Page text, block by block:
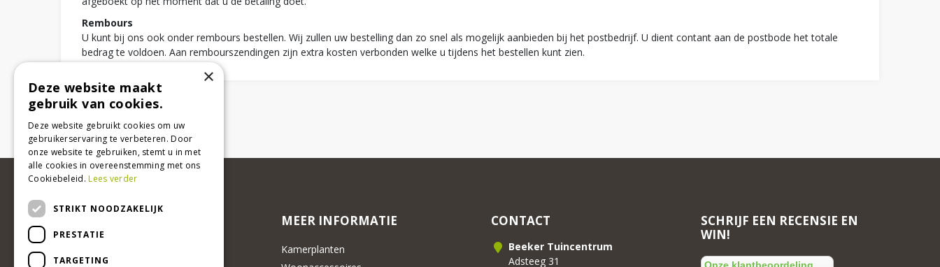
Rembours
U kunt bij ons ook onder rembours bestellen. Wij zullen uw bestelling dan zo snel als mogelijk aanbieden bij het postbedrijf. U dient contant aan de postbode het totale
bedrag te voldoen. Aan rembourszendingen zijn extra kosten verbonden welke u tijdens het bestellen kunt zien.
MEER INFORMATIE
Kamerplanten
CONTACT
Beeker Tuincentrum
Adsteeg 31
SCHRIJF EEN RECENSIE EN
WIN!
×
Deze website maakt
gebruik van cookies.
Deze website gebruikt cookies om uw
gebruikerservaring te verbeteren. Door
onze website te gebruiken, stemt u in met
alle cookies in overeenstemming met ons
Cookiebeleid.Lees verder
STRIKT NOODZAKELIJK
PRESTATIE
TARGETING